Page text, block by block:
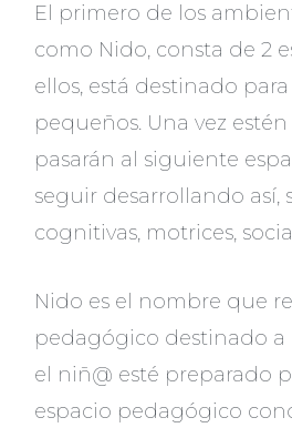
El primero de los
como Nido, consta de 2
ellos, está destinado
pequeños. Una vez
pasarán al siguiente
seguir desarrollando así,
cognitivas, motrices,
Nido es el nombre que
pedagógico destinado a
el niñ@ esté preparado
espacio pedagógico